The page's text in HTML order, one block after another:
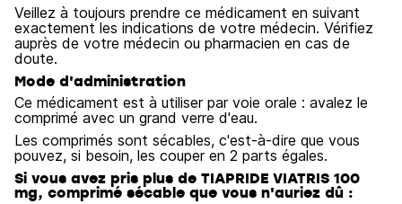
Veillez à toujours prendre ce médicament en suivant
exactement les indications de votre médecin. Vérifiez
auprès de votre médecin ou pharmacien en cas de
doute.
Mode d'administration
Ce médicament est à utiliser par voie orale : avalez le
comprimé avec un grand verre d'eau.
Les comprimés sont sécables, c'est-à-dire que vous
pouvez, si besoin, les couper en 2 parts égales.
Si vous avez pris plus de TIAPRIDE VIATRIS 100
mg, comprimé sécable que vous n'auriez dû :